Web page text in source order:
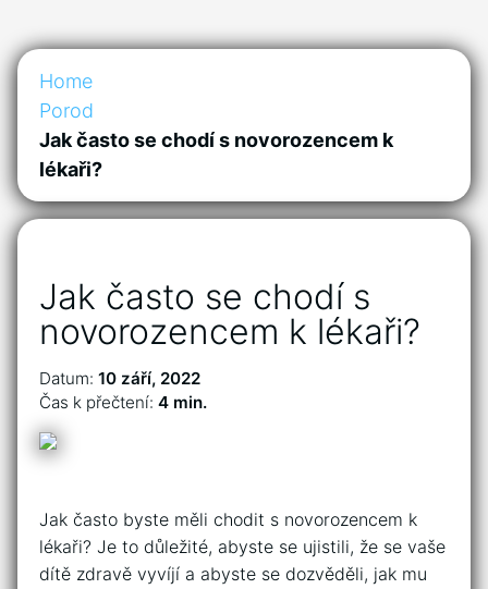
Home
Porod
Jak často se chodí s novorozencem k
lékaři?
Jak často se chodí s
novorozencem k lékaři?
Datum: 10 září, 2022
Čas k přečtení: 4 min.
Jak často byste měli chodit s novorozencem k
lékaři? Je to důležité, abyste se ujistili, že se vaše
dítě zdravě vyvíjí a abyste se dozvěděli, jak mu